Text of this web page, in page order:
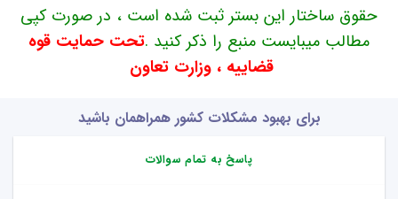
حقوق ساختار این بستر ثبت شده است ، در صورت کپی
مطالب میبایست منبع را ذکر کنید .تحت حمایت قوه
قضاییه ، وزارت تعاون
برای بهبود مشکلات کشور همراهمان باشید
پاسخ به تمام سوالات